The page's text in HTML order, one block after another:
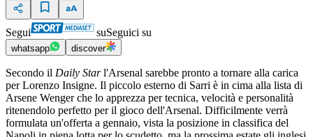
Segui suSeguici su
whatsapp discover
Secondo il Daily Starl'Arsenal sarebbe pronto a tornare alla carica
per Lorenzo Insigne. Il piccolo esterno di Sarri è in cima alla lista di
Arsene Wenger che lo apprezza per tecnica, velocità e personalità
ritenendolo perfetto per il gioco dell'Arsenal. Difficilmente verrà
formulata un'offerta a gennaio, vista la posizione in classifica del